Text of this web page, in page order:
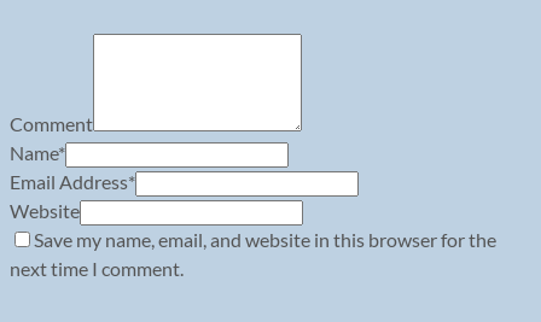
Comment
Name*
Email Address*
Website
Save my name, email, and website in this browser for the
next time I comment.